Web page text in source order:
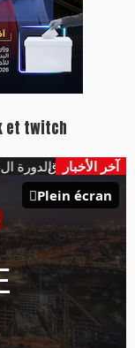
et twitch
آخر الأخبار
هؤلاء يفتتحون الدورة ال14 لمهرجان صيف الاوداية على منصة كورنيش ابو رقراق
Plein écran